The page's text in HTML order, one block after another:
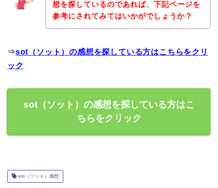
想を探しているのであれば、下記ページを
参考にされてみてはいかがでしょうか？
⇒sot（ソット）の感想を探している方はこちらをクリ
ック
sot（ソット）の感想を探している方はこ
ちらをクリック
sot（ソット）感想